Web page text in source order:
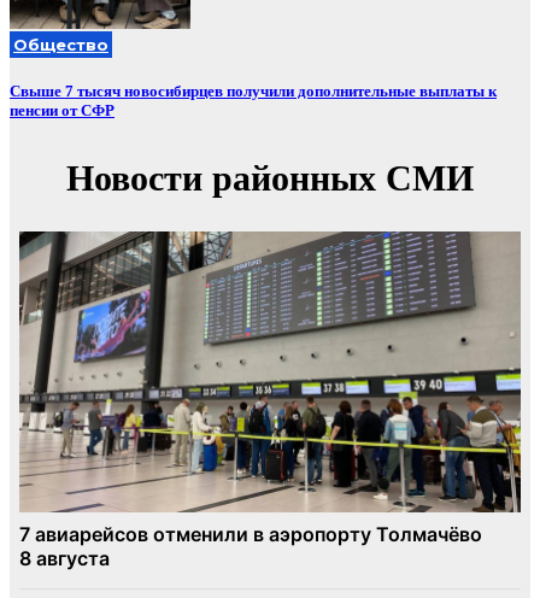
Общество
Свыше 7 тысяч новосибирцев получили дополнительные выплаты к
пенсии от СФР